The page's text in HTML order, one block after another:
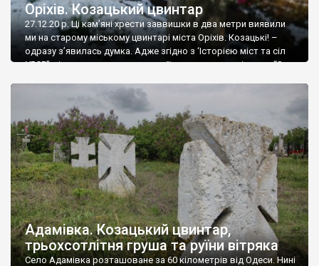
Оріхів. Козацький цвинтар
27.12.20 р. Ці кам’яні хрести заввишки в два метри виявили
ми на старому міському цвинтарі міста Оріхів. Козацькі! –
одразу з’явилась думка. Адже згідно з ‘Історією міст та сіл
УРСР” місто виникло на території козацького зимівника: “За
березі Конки великий зимівник. Конка була тоді
повноводною річкою, обабіч […]
Адамівка. Козацький цвинтар,
трьохсотлітня груша та руїни вітряка
Село Адамівка розташоване за 60 кілометрів від Одеси. Нині